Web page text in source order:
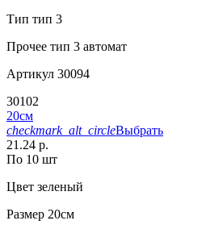
Тип тип 3
Прочее тип 3 автомат
Артикул 30094
30102
20см
checkmark_alt_circleВыбрать
21.24 р.
По 10 шт
Цвет зеленый
Размер 20см